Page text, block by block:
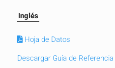
Inglés
Hoja de Datos
Descargar Guía de Referencia